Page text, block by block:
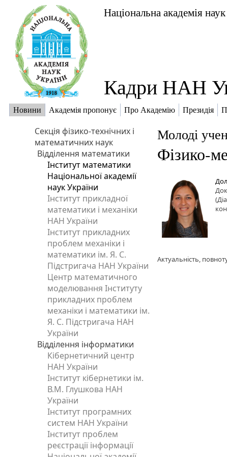
Національна академія
Кадри НАН
Новини Академія пропонує Про Академію Президія
Секція фізико-технічних і
математичних наук
Відділення математики
Інститут математики
Національної академії
наук України
Інститут прикладної
математики і механіки
НАН України
Інститут прикладних
проблем механіки і
математики ім. Я. С.
Підстригача НАН України
Центр математичного
моделювання Інституту
прикладних проблем
механіки і математики ім.
Я. С. Підстригача НАН
України
Відділення інформатики
Кібернетичний центр
НАН України
Інститут кібернетики ім.
В.М. Глушкова НАН
України
Інститут програмних
систем НАН України
Інститут проблем
реєстрації інформації
Молоді
Фізико-
Актуальність,